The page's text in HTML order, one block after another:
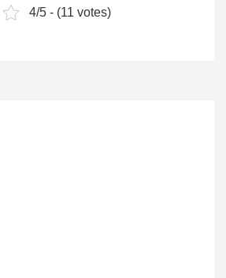
4/5 - (11 votes)